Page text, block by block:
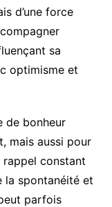
d’une force
sa
optimisme et
de bonheur
mais aussi pour
rappel constant
la spontanéité et
parfois